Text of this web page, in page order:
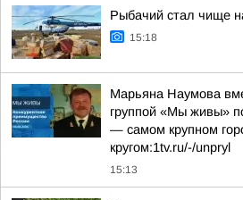
Рыбачий стал чище
15:18
Марьяна Наумова
группой «Мы живы»
— самом крупном
кругом:1tv.ru/-/unpryl
15:13